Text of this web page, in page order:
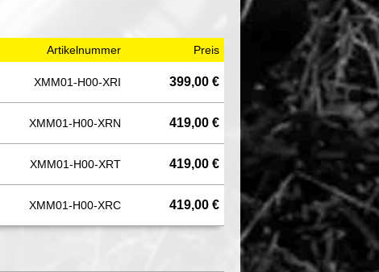
Artikelnummer Preis
XMM01-H00-XRI 399,00 €
XMM01-H00-XRN 419,00 €
XMM01-H00-XRT 419,00 €
XMM01-H00-XRC 419,00 €